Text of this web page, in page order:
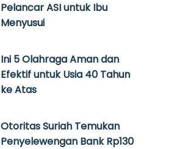
Pelancar ASI untuk Ibu
Menyusui
Ini 5 Olahraga Aman dan
Efektif untuk Usia 40 Tahun
ke Atas
Otoritas Suriah Temukan
Penyelewengan Bank Rp130